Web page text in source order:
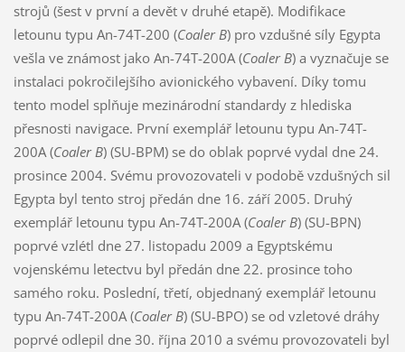
strojů (šest v první a devět v druhé etapě). Modifikace
letounu typu An-74T-200 (Coaler B) pro vzdušné síly Egypta
vešla ve známost jako An-74T-200A (Coaler B) a vyznačuje se
instalaci pokročilejšího avionického vybavení. Díky tomu
tento model splňuje mezinárodní standardy z hlediska
přesnosti navigace. První exemplář letounu typu An-74T-
200A (Coaler B) (SU-BPM) se do oblak poprvé vydal dne 24.
prosince 2004. Svému provozovateli v podobě vzdušných sil
Egypta byl tento stroj předán dne 16. září 2005. Druhý
exemplář letounu typu An-74T-200A (Coaler B) (SU-BPN)
poprvé vzlétl dne 27. listopadu 2009 a Egyptskému
vojenskému letectvu byl předán dne 22. prosince toho
samého roku. Poslední, třetí, objednaný exemplář letounu
typu An-74T-200A (Coaler B) (SU-BPO) se od vzletové dráhy
poprvé odlepil dne 30. října 2010 a svému provozovateli byl